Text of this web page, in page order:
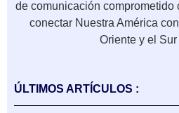
de comunicación comprometido
conectar Nuestra América
Oriente y el
ÚLTIMOS ARTÍCULOS :